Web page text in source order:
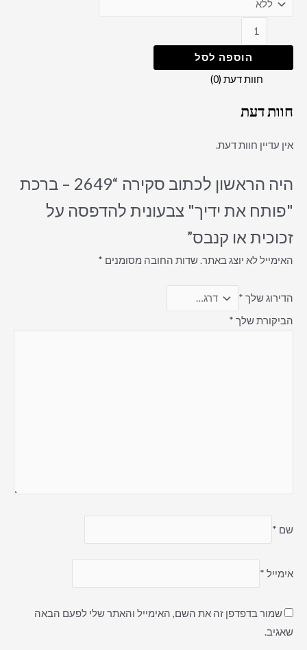
הוספה לסל
חוות דעת (0)
חוות דעת
אין עדיין חוות דעת.
היה הראשון לכתוב סקירה “2649 – ברכת
"פותח את ידיך" צבעונית להדפסה על
זכוכית או קנבס”
האימייל לא יוצג באתר.שדות החובה מסומנים *
הדירוג שלך *
הביקורת שלך *
שם *
אימייל *
שמור בדפדפן זה את השם, האימייל והאתר שלי לפעם הבאה
שאגיב.